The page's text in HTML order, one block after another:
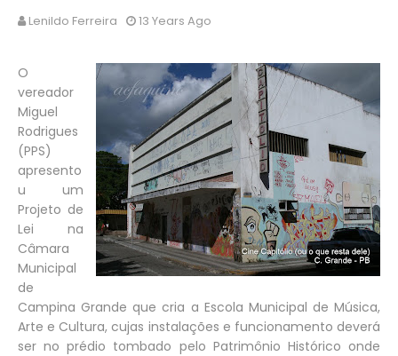
Lenildo Ferreira 13 Years Ago
O
vereador
Miguel
Rodrigues
(PPS)
apresento
u um
Projeto de
Lei na
Câmara
Municipal
de
Campina Grande que cria a Escola Municipal de Música,
Arte e Cultura, cujas instalações e funcionamento deverá
ser no prédio tombado pelo Patrimônio Histórico onde